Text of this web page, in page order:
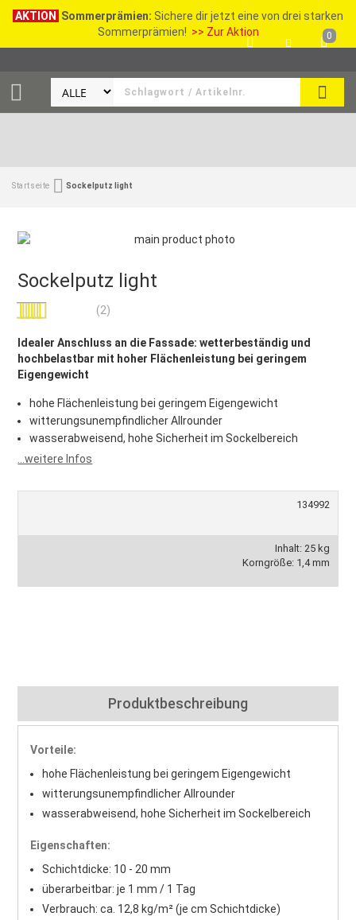
AKTION Sommerprämien: Sichere dir jetzt eine von drei starken
Sommerprämien! >> Zur Aktion 0
Startseite Sockelputz light
Sockelputz light
(2)
Idealer Anschluss an die Fassade: wetterbeständig und
hochbelastbar mit hoher Flächenleistung bei geringem
Eigengewicht
hohe Flächenleistung bei geringem Eigengewicht
witterungsunempfindlicher Allrounder
wasserabweisend, hohe Sicherheit im Sockelbereich
...weitere Infos
134992
Inhalt: 25 kg
Korngröße: 1,4 mm
Produktbeschreibung
Vorteile:
hohe Flächenleistung bei geringem Eigengewicht
witterungsunempfindlicher Allrounder
wasserabweisend, hohe Sicherheit im Sockelbereich
Eigenschaften:
Schichtdicke: 10 - 20 mm
überarbeitbar: je 1 mm / 1 Tag
Verbrauch: ca. 12,8 kg/m² (je cm Schichtdicke)